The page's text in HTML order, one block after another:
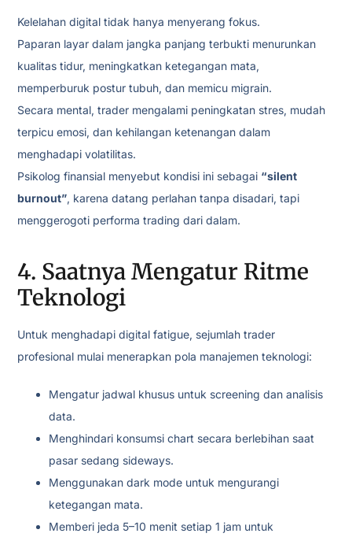
Kelelahan digital tidak hanya menyerang fokus.
Paparan layar dalam jangka panjang terbukti menurunkan
kualitas tidur, meningkatkan ketegangan mata,
memperburuk postur tubuh, dan memicu migrain.
Secara mental, trader mengalami peningkatan stres, mudah
terpicu emosi, dan kehilangan ketenangan dalam
menghadapi volatilitas.
Psikolog finansial menyebut kondisi ini sebagai “silent
burnout”, karena datang perlahan tanpa disadari, tapi
menggerogoti performa trading dari dalam.
4. Saatnya Mengatur Ritme
Teknologi
Untuk menghadapi digital fatigue, sejumlah trader
profesional mulai menerapkan pola manajemen teknologi:
Mengatur jadwal khusus untuk screening dan analisis
data.
Menghindari konsumsi chart secara berlebihan saat
pasar sedang sideways.
Menggunakan dark mode untuk mengurangi
ketegangan mata.
Memberi jeda 5–10 menit setiap 1 jam untuk